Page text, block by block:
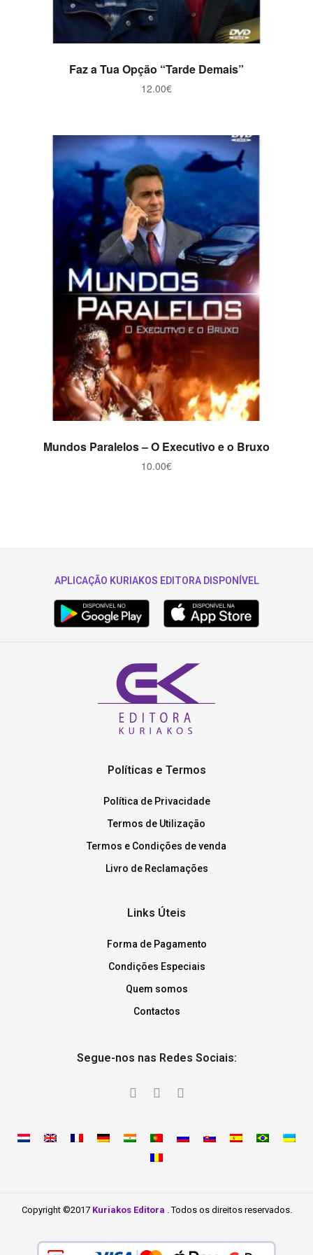
ADICIONAR
Faz a Tua Opção “Tarde Demais”
12.00€
ADICIONAR
Mundos Paralelos – O Executivo e o Bruxo
10.00€
APLICAÇÃO KURIAKOS EDITORA DISPONÍVEL
Políticas e Termos
Política de Privacidade
Termos de Utilização
Termos e Condições de venda
Livro de Reclamações
Links Úteis
Forma de Pagamento
Condições Especiais
Quem somos
Contactos
Segue-nos nas Redes Sociais:
Copyright ©2017 Kuriakos Editora . Todos os direitos reservados.